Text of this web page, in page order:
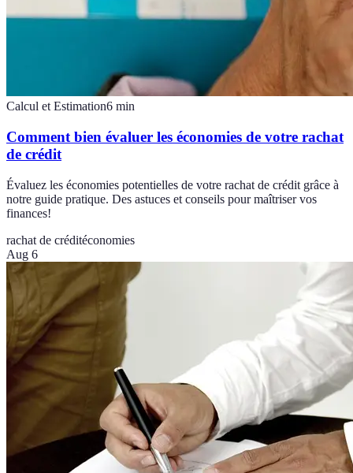
Calcul et Estimation6 min
Comment bien évaluer les économies de votre rachat
de crédit
Évaluez les économies potentielles de votre rachat de crédit grâce à
notre guide pratique. Des astuces et conseils pour maîtriser vos
finances!
rachat de créditéconomies
Aug 6